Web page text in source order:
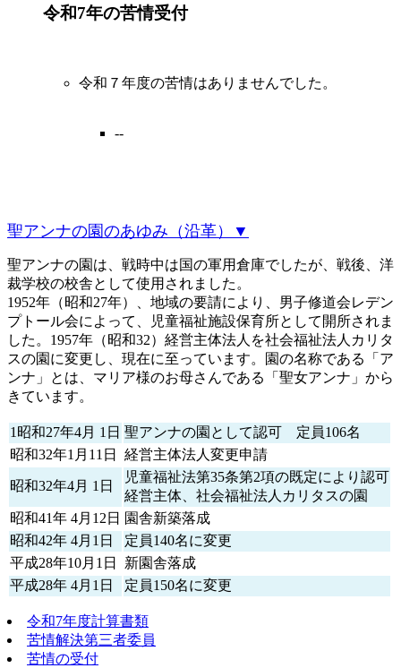
令和7年の苦情受付
令和７年度の苦情はありませんでした。
--
聖アンナの園のあゆみ（沿革）▼
聖アンナの園は、戦時中は国の軍用倉庫でしたが、戦後、洋
裁学校の校舎として使用されました。
1952年（昭和27年）、地域の要請により、男子修道会レデン
プトール会によって、児童福祉施設保育所として開所されま
した。1957年（昭和32）経営主体法人を社会福祉法人カリタ
スの園に変更し、現在に至っています。園の名称である「ア
ンナ」とは、マリア様のお母さんである「聖女アンナ」から
きています。
1昭和27年4月 1日 聖アンナの園として認可 定員106名
昭和32年1月11日
経営主体法人変更申請
昭和32年4月 1日
児童福祉法第35条第2項の既定により認可
経営主体、社会福祉法人カリタスの園
昭和41年 4月12日 園舎新築落成
昭和42年 4月1日
定員140名に変更
平成28年10月1日
新園舎落成
平成28年 4月1日
定員150名に変更
令和7年度計算書類
苦情解決第三者委員
苦情の受付